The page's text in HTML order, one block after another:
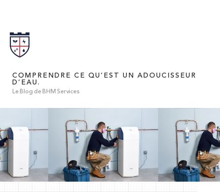
COMPRENDRE CE QU’EST UN ADOUCISSEUR
D’EAU.
Le Blog de BHM Services